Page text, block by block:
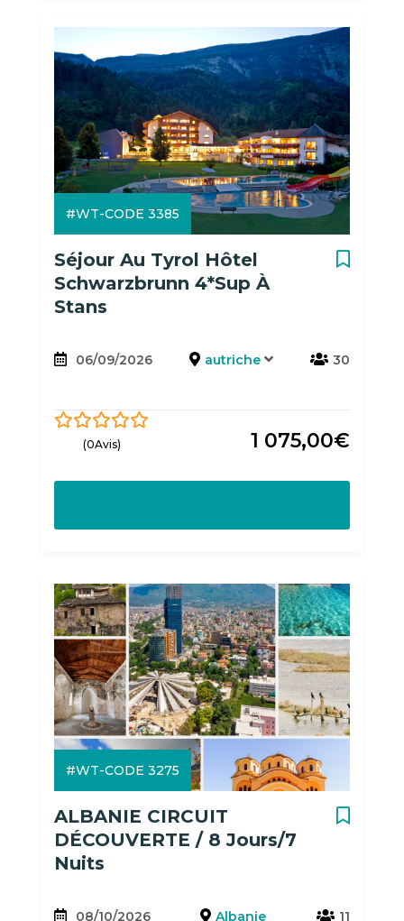
#WT-CODE 3385
Séjour Au Tyrol Hôtel
Schwarzbrunn 4*sup À
Stans
06/09/2026 autriche 30
1 075,00€
of
(0Avis)
#WT-CODE 3275
ALBANIE CIRCUIT
DÉCOUVERTE / 8 Jours/7
Nuits
08/10/2026 Albanie 11